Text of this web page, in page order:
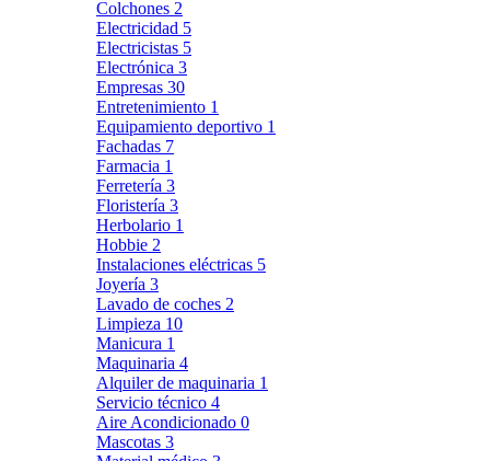
Colchones 2
Electricidad 5
Electricistas 5
Electrónica 3
Empresas 30
Entretenimiento 1
Equipamiento deportivo 1
Fachadas 7
Farmacia 1
Ferretería 3
Floristería 3
Herbolario 1
Hobbie 2
Instalaciones eléctricas 5
Joyería 3
Lavado de coches 2
Limpieza 10
Manicura 1
Maquinaria 4
Alquiler de maquinaria 1
Servicio técnico 4
Aire Acondicionado 0
Mascotas 3